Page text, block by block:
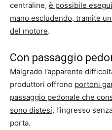
centraline, è possibile
mano escludendo, tramite
del motore.
Con passaggio
Malgrado l’apparente
produttori offrono portoni
passaggio pedonale che
sono distesi, l’ingresso
porta.